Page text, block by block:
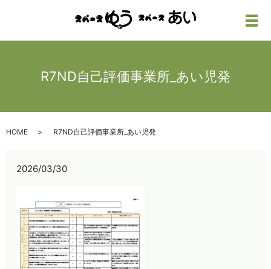
メ
R7ND自己評価事業所_あい児発
HOME R7ND自己評価事業所_あい児発
2026/03/30